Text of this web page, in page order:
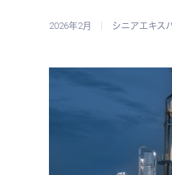
2026年2月 シニアエキス